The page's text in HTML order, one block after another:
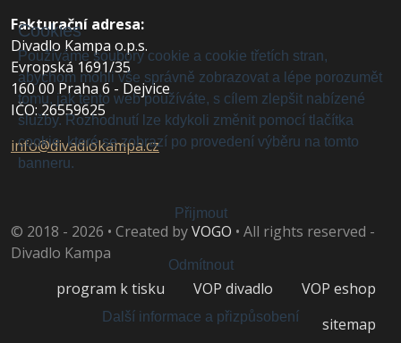
Fakturační adresa:
Divadlo Kampa o.p.s.
Evropská 1691/35
160 00 Praha 6 - Dejvice
IČO: 26559625
info@divadlokampa.cz
© 2018 - 2026 • Created byVOGO • All rights reserved -
Divadlo Kampa
program k tisku
VOP divadlo
VOP eshop
sitemap
Cookies
Používáme soubory cookie a cookie třetích stran,
abychom mohli vše správně zobrazovat a lépe porozumět
tomu, jak tento web používáte, s cílem zlepšit nabízené
služby. Rozhodnutí lze kdykoli změnit pomocí tlačítka
cookie, které se zobrazí po provedení výběru na tomto
banneru.
Přijmout
Odmítnout
Další informace a přizpůsobení